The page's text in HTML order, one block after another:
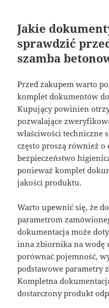
Jakie
sprawdzić
szamba
Przed zakupem warto
komplet dokumentów
Kupujący powinien
pozwalające
właściwości techniczne
często proszą również
bezpieczeństwo
ponieważ komplet
jakości produktu.
Warto upewnić się, że
parametrom
dokumentacja może
inna zbiornika na wodę
porównać pojemność,
podstawowe parametry
Kompletna
dostarczony produkt